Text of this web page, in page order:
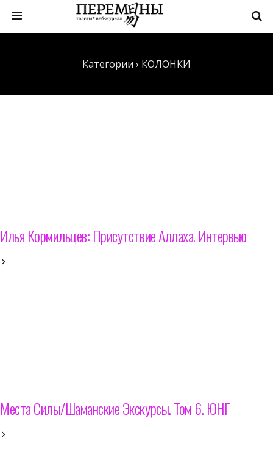
Категории › КОЛОНКИ
Илья Кормильцев: Присутствие Аллаха. Интервью
Места Силы/Шаманские Экскурсы. Том 6. ЮНГ